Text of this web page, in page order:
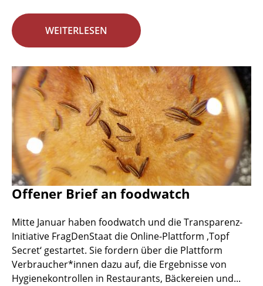
WEITERLESEN
Offener Brief an foodwatch
Mitte Januar haben foodwatch und die Transparenz-
Initiative FragDenStaat die Online-Plattform ‚Topf
Secret‘ gestartet. Sie fordern über die Plattform
Verbraucher*innen dazu auf, die Ergebnisse von
Hygienekontrollen in Restaurants, Bäckereien und...